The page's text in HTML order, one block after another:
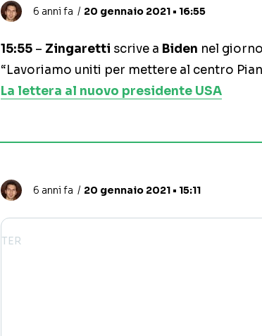
6 anni fa 20 gennaio 2021 • 16:55
15:55 – Zingaretti scrive a Biden nel
“Lavoriamo uniti per mettere al centro
La lettera al nuovo presidente USA
6 anni fa 20 gennaio 2021 • 15:11